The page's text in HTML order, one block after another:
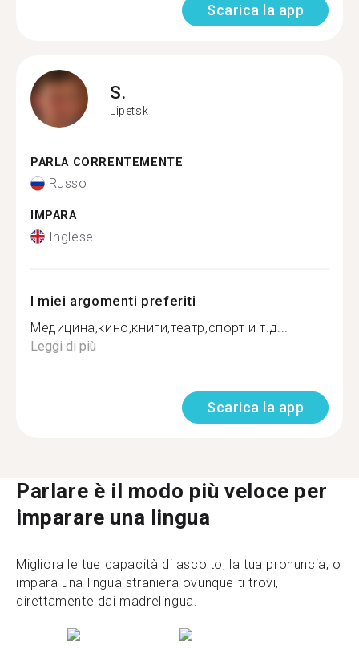
Scarica la app
S.
Lipetsk
PARLA CORRENTEMENTE
Russo
IMPARA
Inglese
I miei argomenti preferiti
Медицина,кино,книги,театр,спорт и т.д...
Leggi di più
Scarica la app
Parlare è il modo più veloce per
imparare una lingua
Migliora le tue capacità di ascolto, la tua pronuncia, o
impara una lingua straniera ovunque ti trovi,
direttamente dai madrelingua.